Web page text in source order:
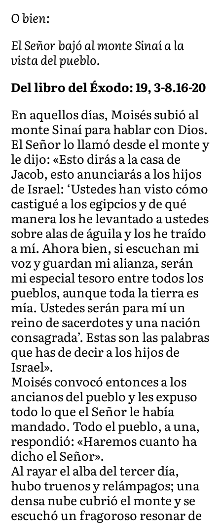
O bien:
El Señor bajó al monte Sinaí a la
vista del pueblo.
Del libro del Éxodo: 19, 3-8.16-20
En aquellos días, Moisés subió al
monte Sinaí para hablar con Dios.
El Señor lo llamó desde el monte y
le dijo: «Esto dirás a la casa de
Jacob, esto anunciarás a los hijos
de Israel: ‘Ustedes han visto cómo
castigué a los egipcios y de qué
manera los he levantado a ustedes
sobre alas de águila y los he traído
a mí. Ahora bien, si escuchan mi
voz y guardan mi alianza, serán
mi especial tesoro entre todos los
pueblos, aunque toda la tierra es
mía. Ustedes serán para mí un
reino de sacerdotes y una nación
consagrada’. Estas son las palabras
que has de decir a los hijos de
Israel».
Moisés convocó entonces a los
ancianos del pueblo y les expuso
todo lo que el Señor le había
mandado. Todo el pueblo, a una,
respondió: «Haremos cuanto ha
dicho el Señor».
Al rayar el alba del tercer día,
hubo truenos y relámpagos; una
densa nube cubrió el monte y se
escuchó un fragoroso resonar de